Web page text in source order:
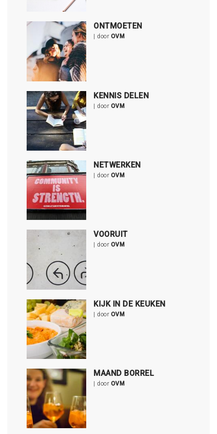
ONTMOETEN
| door OVM
KENNIS DELEN
| door OVM
NETWERKEN
| door OVM
VOORUIT
| door OVM
KIJK IN DE KEUKEN
| door OVM
MAAND BORREL
| door OVM